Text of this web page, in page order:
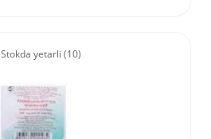
Stokda yetarli (10)